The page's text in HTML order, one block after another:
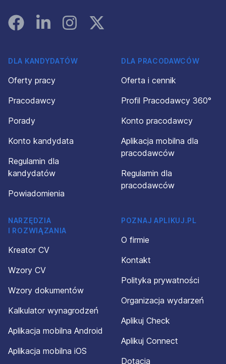
FacebookLinked InInstagramInstagram
DLA KANDYDATÓW
Oferty pracy
Pracodawcy
Porady
Konto kandydata
Regulamin dla
kandydatów
Powiadomienia
DLA PRACODAWCÓW
Oferta i cennik
Profil Pracodawcy 360°
Konto pracodawcy
Aplikacja mobilna dla
pracodawców
Regulamin dla
pracodawców
NARZĘDZIA
I ROZWIĄZANIA
Kreator CV
Wzory CV
Wzory dokumentów
Kalkulator wynagrodzeń
Aplikacja mobilna Android
Aplikacja mobilna iOS
POZNAJ APLIKUJ.PL
O firmie
Kontakt
Polityka prywatności
Organizacja wydarzeń
Aplikuj Check
Aplikuj Connect
Dotacja